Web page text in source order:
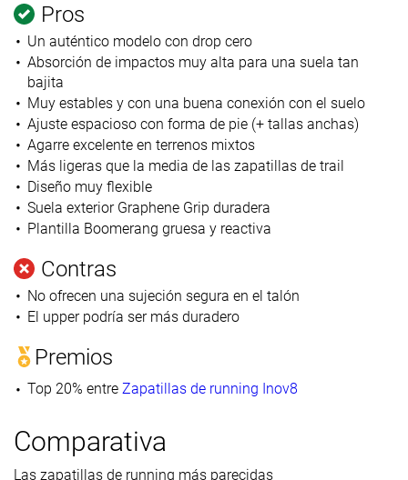
Pros
Un auténtico modelo con drop cero
Absorción de impactos muy alta para una suela tan
bajita
Muy estables y con una buena conexión con el suelo
Ajuste espacioso con forma de pie (+ tallas anchas)
Agarre excelente en terrenos mixtos
Más ligeras que la media de las zapatillas de trail
Diseño muy flexible
Suela exterior Graphene Grip duradera
Plantilla Boomerang gruesa y reactiva
Contras
No ofrecen una sujeción segura en el talón
El upper podría ser más duradero
Premios
Top 20% entre Zapatillas de running Inov8
Comparativa
Las zapatillas de running más parecidas